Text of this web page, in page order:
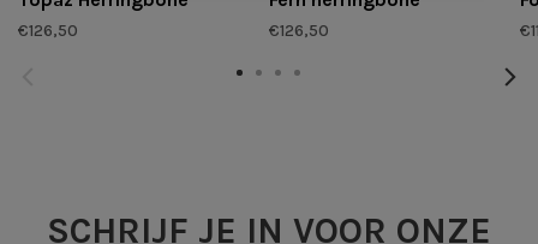
€126,50 €126,50
SCHRIJF JE IN VOOR ONZE